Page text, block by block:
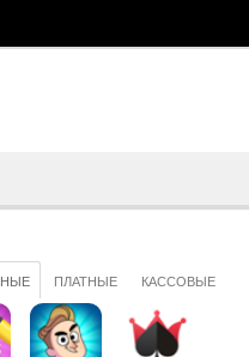
ПЛАТНЫЕ КАССОВЫЕ